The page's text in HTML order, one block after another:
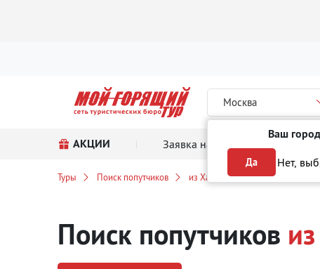
Москва
Ваш
Да Нет,
АКЦИИ Заявка на тур Поиск
Туры Поиск попутчиков из Ханты-Мансийска
Поиск попутчиков